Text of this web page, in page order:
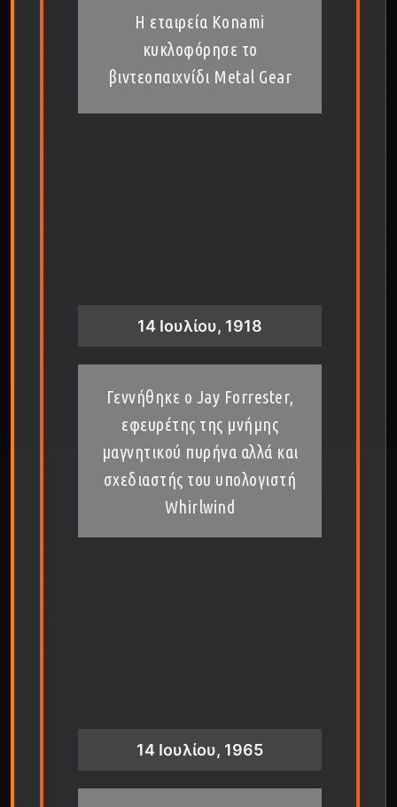
Η εταιρεία Konami
κυκλοφόρησε το
βιντεοπαιχνίδι Metal Gear
14 Ιουλίου, 1918
Γεννήθηκε ο Jay Forrester,
εφευρέτης της μνήμης
μαγνητικού πυρήνα αλλά και
σχεδιαστής του υπολογιστή
Whirlwind
14 Ιουλίου, 1965